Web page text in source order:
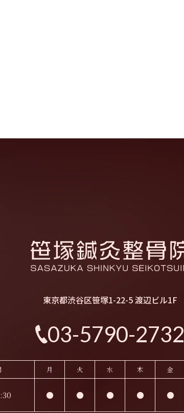
東京都渋谷区笹塚1-22-5 渡辺ビル1F
03-5790-2732
月 火 水 木 金
● ● ● ● ●